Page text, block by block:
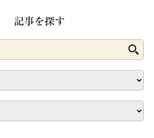
記事を探す